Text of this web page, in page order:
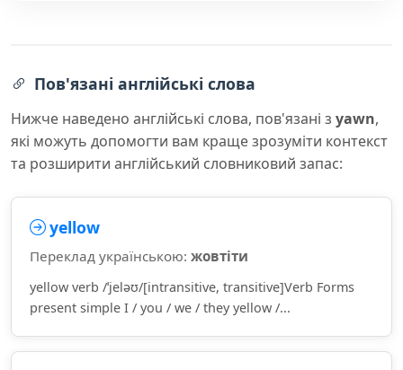
Пов'язані англійські слова
Нижче наведено англійські слова, пов'язані з yawn,
які можуть допомогти вам краще зрозуміти контекст
та розширити англійський словниковий запас:
yellow
Переклад українською: жовтіти
yellow verb /ˈjeləʊ/[intransitive, transitive]Verb Forms
present simple I / you / we / they yellow /...